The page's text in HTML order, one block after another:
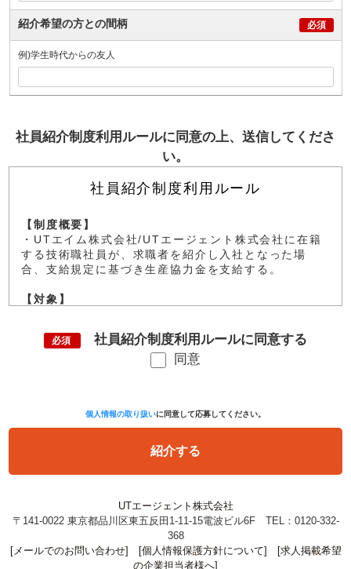
紹介希望の方との間柄
例)学生時代からの友人
社員紹介制度利用ルールに同意の上、送信してくださ
い。
社員紹介制度利用ルール
【制度概要】
・UTエイム株式会社/UTエージェント株式会社に在籍
する技術職社員が、求職者を紹介し入社となった場
合、支給規定に基づき生産協力金を支給する。
【対象】
・被紹介者（ご紹介を受けて入社された方）： UTエー
ジェント水戸AU管轄エリアに入社された技術職社員
者、被紹介者双方が在籍している場合
※従来の入社祝い金通りの金額を生産協力金として支
※入社月末締め、その翌月の20日払い
・勤怠実績＝稼働時間*1／所定時間
*1 稼働時間：出勤、法定内残業、法定外残業、休日
※稼働時間から控除される項目
必須
社員紹介制度利用ルールに同意する
同意
個人情報の取り扱いに同意して応募してください。
UTエージェント株式会社
〒141-0022 東京都品川区東五反田1-11-15電波ビル6F TEL：0120-332-
368
[メールでのお問い合わせ]
[個人情報保護方針について]
[求人掲載希望
の企業担当者様へ]